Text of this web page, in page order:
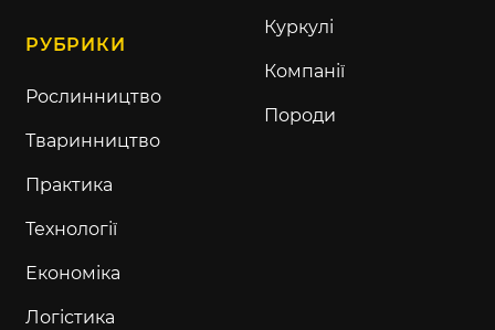
РУБРИКИ
Рослинництво
Тваринництво
Практика
Технології
Економіка
Логістика
Куркулі
Компанії
Породи